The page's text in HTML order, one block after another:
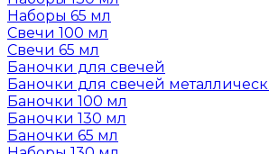
Наборы 65 мл
Свечи 100 мл
Свечи 65 мл
Баночки для свечей
Баночки для свечей
Баночки 100 мл
Баночки 130 мл
Баночки 65 мл